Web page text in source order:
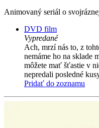
Animovaný seriál o
DVD film
Vypredané
Ach, mrzí nás to, z
nemáme ho na sklade
môžete mať šťastie v
nepredali posledné
Pridať do zoznamu